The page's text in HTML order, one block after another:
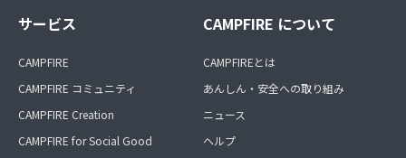
サービス
CAMPFIRE
CAMPFIRE コミュニティ
CAMPFIRE Creation
CAMPFIRE for Social Good
CAMPFIRE について
CAMPFIREとは
あんしん・安全への取り組み
ニュース
ヘルプ